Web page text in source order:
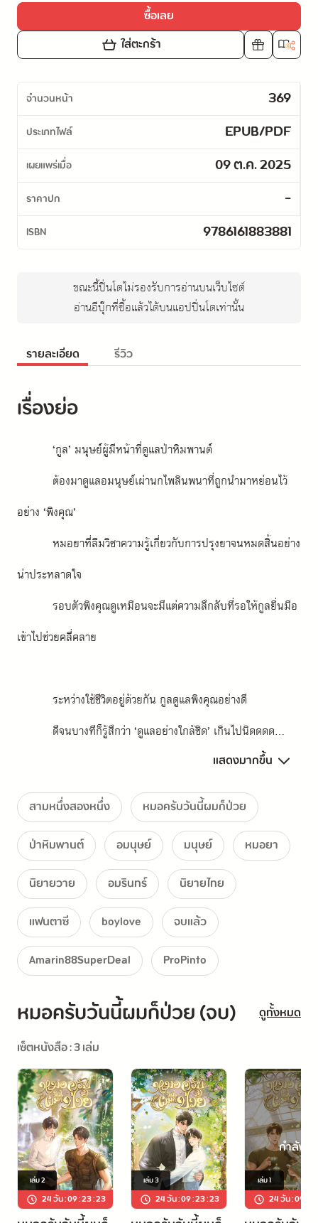
ซื้อเลย
ใส่ตะกร้า
จำนวนหน้า 369
ประเภทไฟล์ EPUB/PDF
เผยแพร่เมื่อ 09 ต.ค. 2025
ราคาปก -
ISBN 9786161883881
ขณะนี้ปิ่นโตไม่รองรับการอ่านบนเว็บไซต์
อ่านอีบุ๊กที่ซื้อแล้วได้บนแอปปิ่นโตเท่านั้น
รายละเอียด รีวิว
เรื่องย่อ
‘กูล’ มนุษย์ผู้มีหน้าที่ดูแลป่าหิมพานต์
ต้องมาดูแลอมนุษย์เผ่านกไพลินพนาที่ถูกนำมาหย่อนไว้
อย่าง ‘พิงคุณ’
หมอยาที่ลืมวิชาความรู้เกี่ยวกับการปรุงยาจนหมดสิ้นอย่าง
น่าประหลาดใจ
รอบตัวพิงคุณดูเหมือนจะมีแต่ความลึกลับที่รอให้กูลยื่นมือ
เข้าไปช่วยคลี่คลาย
ระหว่างใช้ชีวิตอยู่ด้วยกัน กูลดูแลพิงคุณอย่างดี
ดีจนบางทีก็รู้สึกว่า ‘ดูแลอย่างใกล้ชิด’ เกินไปนิดดดด...
กูลถึงกับพาเขาไปตัดเสื้อผ้าชุดใหม่กับกินรี
แต่ธรรมเนียมของเผ่านกไพลินพนาจะรับชุดจากคู่สมรส
เท่านั้น
แน่นอนว่าการกระทำนี้ชวนให้เหล่าอมนุษย์ในป่าหิมพานต์
เข้าใจผิด
และเมื่อใดที่พิงคุณขวยเขินในความสัมพันธ์คลุมเครือที่มี
ต่อกูล
ขนนกสีดำของเขาจะเด้งขึ้นกลางอากาศ
แม้พิงคุณจะพยายามปฏิเสธว่าไม่ได้คิดอะไร แต่ขนนกกลับ
จะคอยเด้งขึ้นมาไม่หยุด
โอ๊ย เขาแทบจะซ่อนขนนกไม่รักดีนี่จากสายตากูลไม่ทัน
แล้วนะ!
แสดงมากขึ้น
สามหนึ่งสองหนึ่ง
หมอครับวันนี้ผมก็ป่วย
ป่าหิมพานต์
อมนุษย์ มนุษย์
หมอยา
นิยายวาย
อมรินทร์
นิยายไทย
แฟนตาซี
boylove
จบแล้ว
Amarin88SuperDeal
ProPinto
หมอครับวันนี้ผมก็ป่วย (จบ)
ดูทั้งหมด
เซ็ตหนังสือ : 3 เล่ม
เล่ม2
24 วัน:09:23:22
เล่ม3
24 วัน:09:23:22
กำลังดู
เล่ม1
24 วัน:09